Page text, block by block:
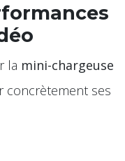
la mini-chargeuse
concrètement ses